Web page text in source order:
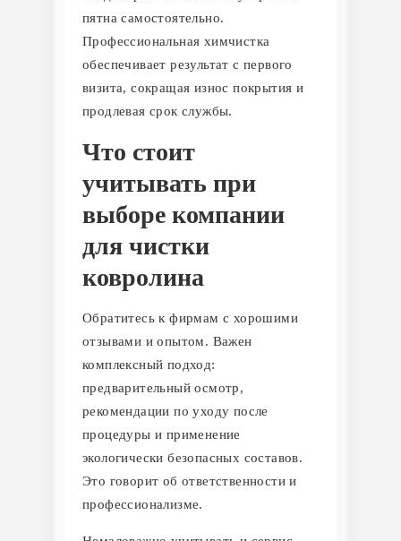
пятна самостоятельно.
Профессиональная химчистка
обеспечивает результат с первого
визита, сокращая износ покрытия и
продлевая срок службы.
Что стоит
учитывать при
выборе компании
для чистки
ковролина
Обратитесь к фирмам с хорошими
отзывами и опытом. Важен
комплексный подход:
предварительный осмотр,
рекомендации по уходу после
процедуры и применение
экологически безопасных составов.
Это говорит об ответственности и
профессионализме.